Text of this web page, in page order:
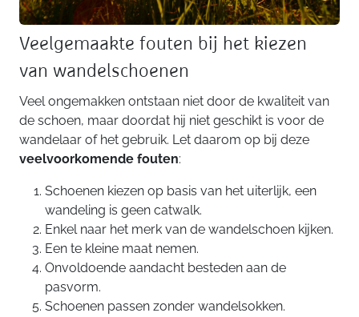
Veelgemaakte fouten bij het kiezen
van wandelschoenen
Veel ongemakken ontstaan niet door de kwaliteit van
de schoen, maar doordat hij niet geschikt is voor de
wandelaar of het gebruik. Let daarom op bij deze
veelvoorkomende fouten:
Schoenen kiezen op basis van het uiterlijk, een
wandeling is geen catwalk.
Enkel naar het merk van de wandelschoen kijken.
Een te kleine maat nemen.
Onvoldoende aandacht besteden aan de
pasvorm.
Schoenen passen zonder wandelsokken.